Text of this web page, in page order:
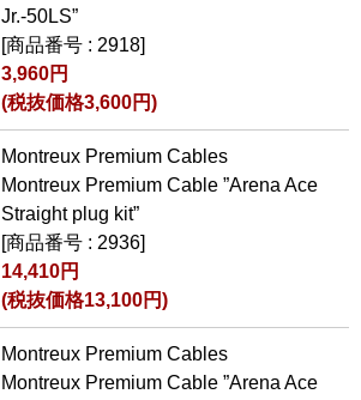
Jr.-50LS”
[商品番号 : 2918]
3,960円
(税抜価格3,600円)
Montreux Premium Cables
Montreux Premium Cable ”Arena Ace
Straight plug kit”
[商品番号 : 2936]
14,410円
(税抜価格13,100円)
Montreux Premium Cables
Montreux Premium Cable ”Arena Ace